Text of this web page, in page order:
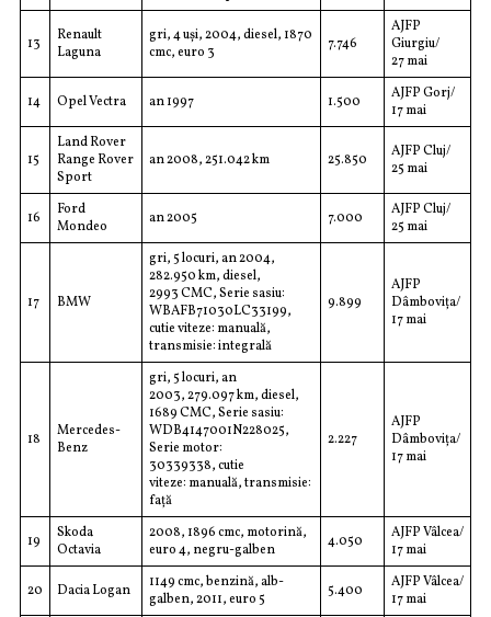
13
Renault
Laguna
gri, 4 uși, 2004, diesel, 1870
cmc, euro 3
7.746
AJFP
Giurgiu/
27 mai
14 Opel Vectra an 1997 1.500
AJFP Gorj/
17 mai
15
Land Rover
Range Rover
Sport
an 2008, 251.042 km 25.850
AJFP Cluj/
25 mai
16
Ford
Mondeo
an 2005 7.000
AJFP Cluj/
25 mai
17 BMW
gri, 5 locuri, an 2004,
282.950 km, diesel,
2993 CMC, Serie sasiu:
WBAFB71030LC33199,
cutie viteze: manuală,
transmisie: integrală
9.899
AJFP
Dâmbovița/
17 mai
18
Mercedes-
Benz
gri, 5 locuri, an
2003, 279.097 km, diesel,
1689 CMC, Serie sasiu:
WDB4147001N228025,
Serie motor:
30339338, cutie
viteze: manuală, transmisie:
față
2.227
AJFP
Dâmbovița/
17 mai
19
Skoda
Octavia
2008, 1896 cmc, motorină,
euro 4, negru-galben
4.050
AJFP Vâlcea/
17 mai
20 Dacia Logan
1149 cmc, benzină, alb-
galben, 2011, euro 5
5.400
AJFP Vâlcea/
17 mai